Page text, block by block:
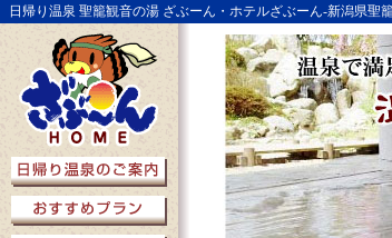
日帰り温泉 聖籠観音の湯 ざぶーん・ホテルざぶーん-新潟県